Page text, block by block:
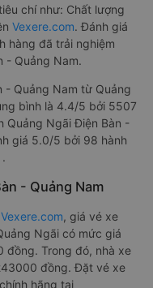
chí như: Chất lượng
Vexere.com. Đánh giá
hàng đã trải nghiệm
- Quảng Nam.
- Quảng Nam từ Quảng
bình là 4.4/5 bởi 5507
Quảng Ngãi Điện Bàn -
giá 5.0/5 bởi 98 hành
- Quảng Nam
Vexere.com, giá vé xe
Ngãi có mức giá
Trong đó, nhà xe
đồng. Đặt vé xe
hãng tại